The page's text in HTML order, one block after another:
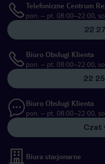
Telefoniczne Centrum
pon. – pt. 08:00–22:00,
22
Biuro Obsługi Klienta
pon. – pt. 08:00–22:00,
22
Biuro Obsługi Klienta
pon. – pt. 08:00–22:00,
Czat
Biura stacjonarne